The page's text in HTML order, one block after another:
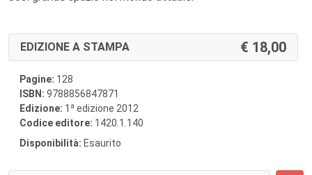
EDIZIONE A STAMPA 18,00
Pagine: 128
ISBN: 9788856847871
Edizione: 1 a edizione 2012
Codice editore: 1420.1.140
Disponibilità: Esaurito